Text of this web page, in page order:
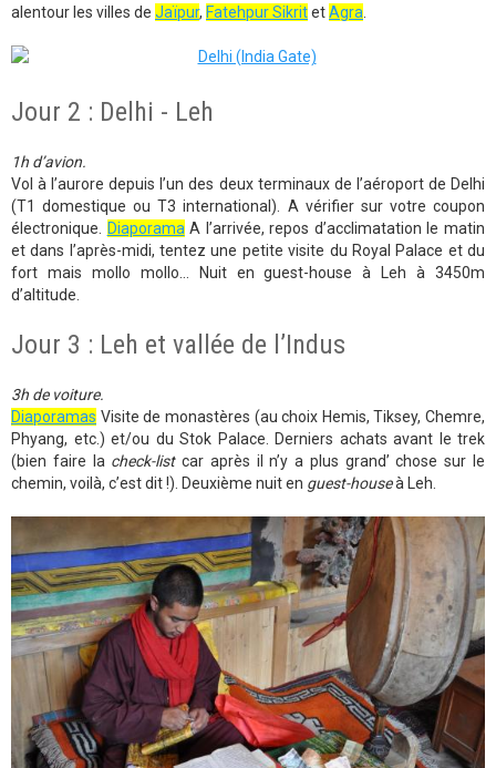
alentour les villes de Jaïpur, Fatehpur SikritetAgra.
Jour 2 : Delhi - Leh
1h d’avion.
Vol à l’aurore depuis l’un des deux terminaux de l’aéroport de Delhi
(T1 domestique ou T3 international). A vérifier sur votre coupon
électronique. DiaporamaA l’arrivée, repos d’acclimatation le matin
et dans l’après-midi, tentez une petite visite du Royal Palace et du
fort mais mollo mollo… Nuit en guest-house à Leh à 3450m
d’altitude.
Jour 3 : Leh et vallée de l’Indus
3h de voiture.
Diaporamas Visite de monastères (au choix Hemis, Tiksey, Chemre,
Phyang, etc.) et/ou du Stok Palace. Derniers achats avant le trek
(bien faire la check-listcar après il n’y a plus grand’ chose sur le
chemin, voilà, c’est dit !). Deuxième nuit en guest-houseà Leh.